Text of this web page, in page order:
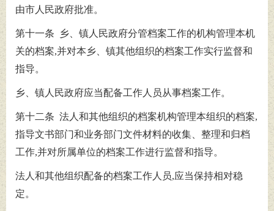
由市人民政府批准。
第十一条 乡、镇人民政府分管档案工作的机构管理本机
关的档案,并对本乡、镇其他组织的档案工作实行监督和
指导。
乡、镇人民政府应当配备工作人员从事档案工作。
第十二条 法人和其他组织的档案机构管理本组织的档案,
指导文书部门和业务部门文件材料的收集、整理和归档
工作,并对所属单位的档案工作进行监督和指导。
法人和其他组织配备的档案工作人员,应当保持相对稳
定。